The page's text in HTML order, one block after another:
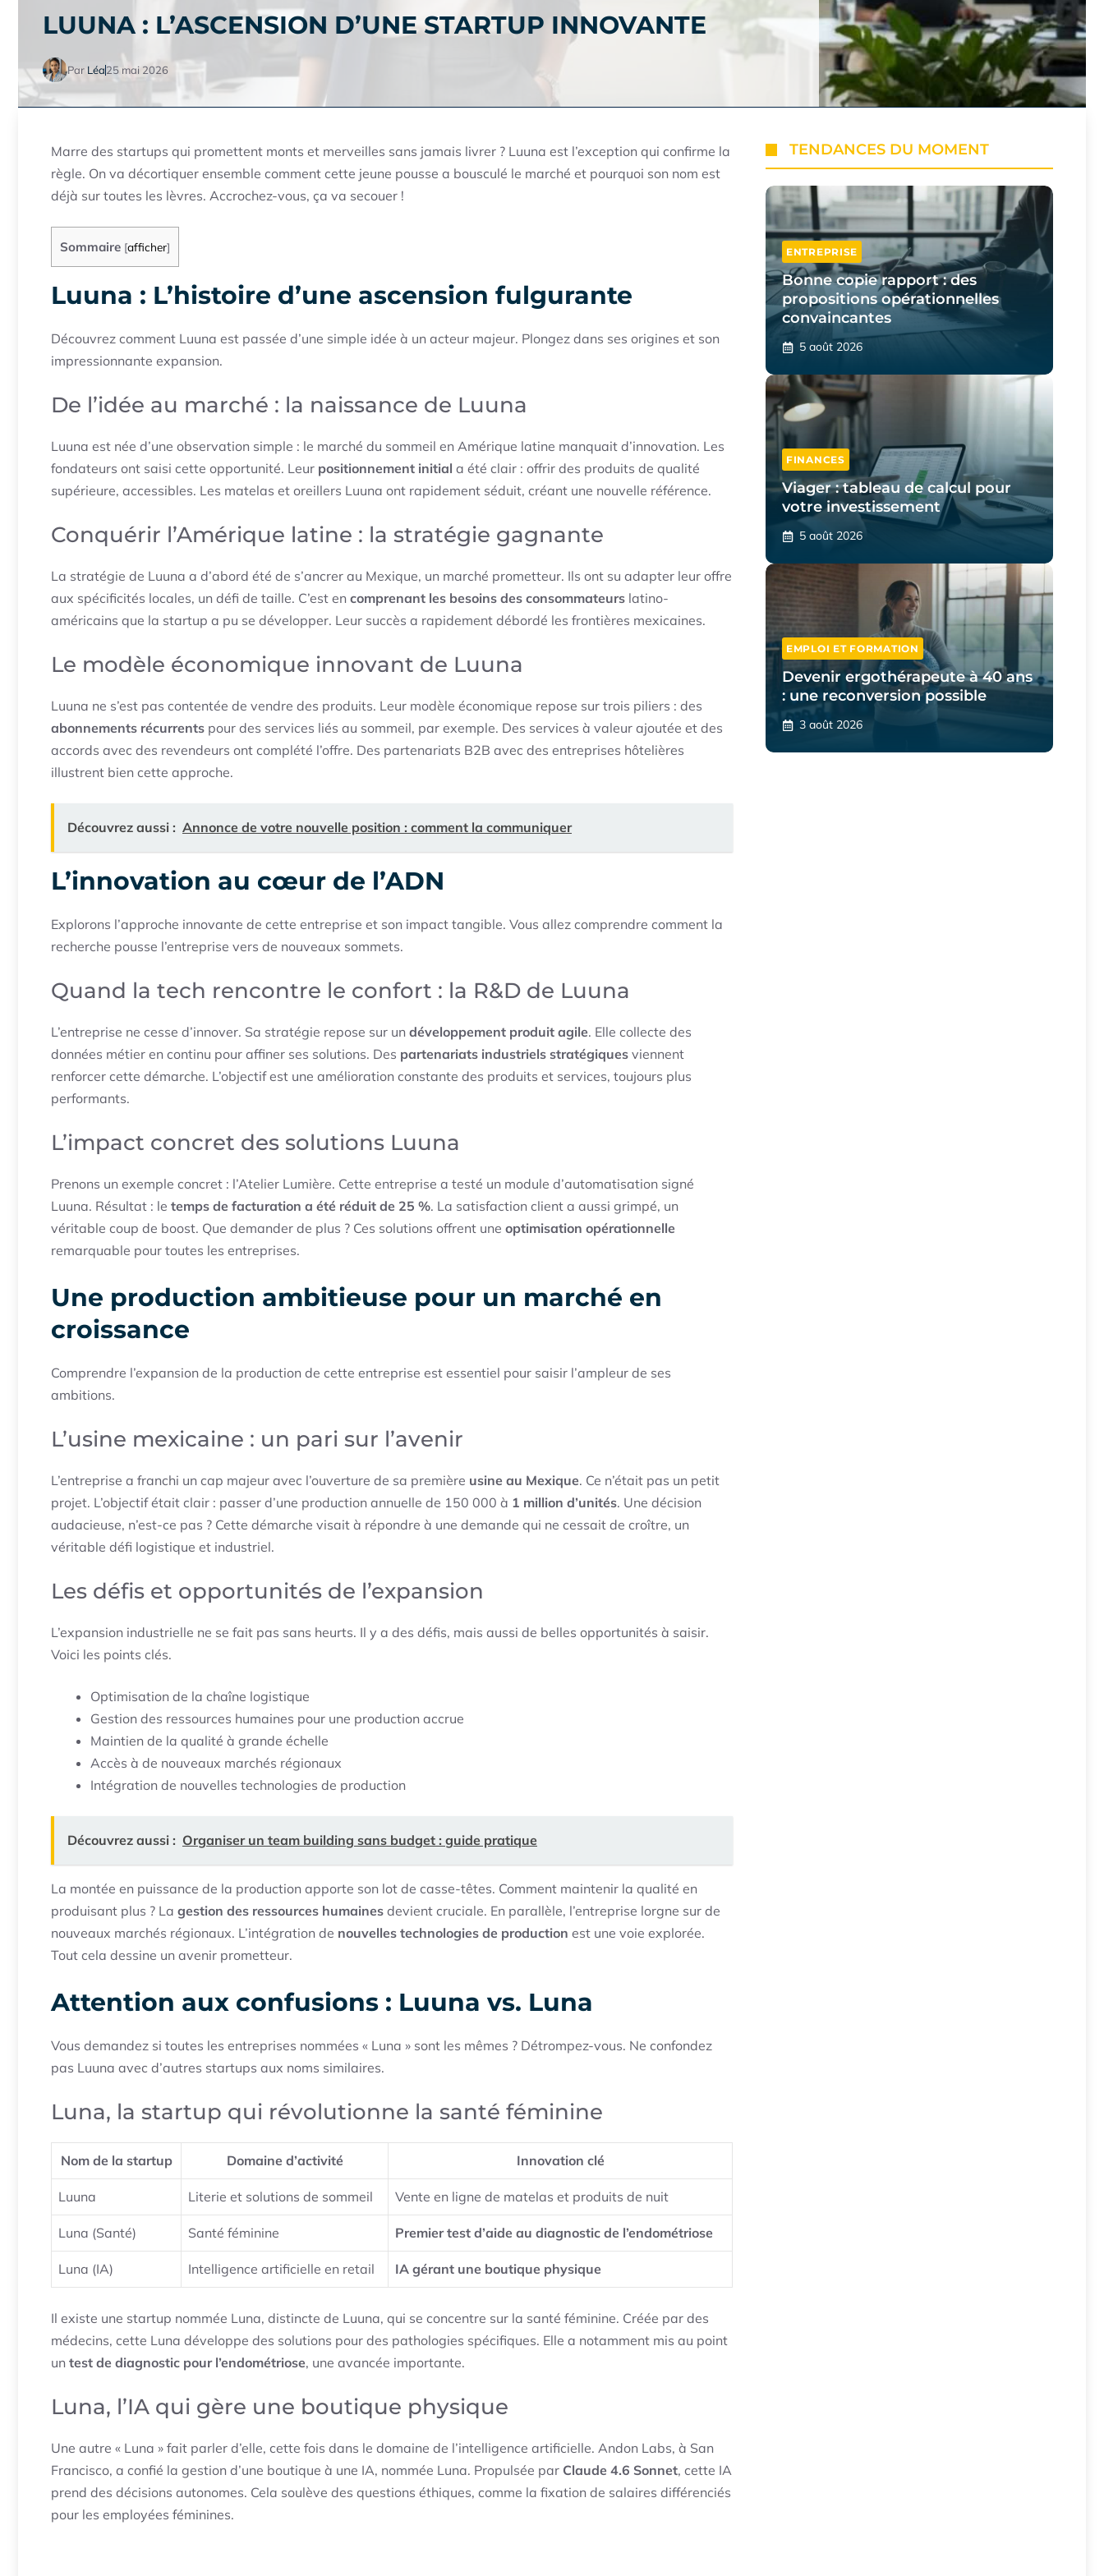
LUUNA : L’ASCENSION D’UNE STARTUP INNOVANTE
Par Léa25 mai 2026
Marre des startups qui promettent monts et merveilles sans jamais livrer ? Luuna est l’exception qui confirme la
règle. On va décortiquer ensemble comment cette jeune pousse a bousculé le marché et pourquoi son nom est
déjà sur toutes les lèvres. Accrochez-vous, ça va secouer !
Sommaire [afficher]
Luuna : L’histoire d’une ascension fulgurante
Découvrez comment Luuna est passée d’une simple idée à un acteur majeur. Plongez dans ses origines et son
impressionnante expansion.
De l’idée au marché : la naissance de Luuna
Luuna est née d’une observation simple : le marché du sommeil en Amérique latine manquait d’innovation. Les
fondateurs ont saisi cette opportunité. Leur positionnement initial a été clair : offrir des produits de qualité
supérieure, accessibles. Les matelas et oreillers Luuna ont rapidement séduit, créant une nouvelle référence.
Conquérir l’Amérique latine : la stratégie gagnante
La stratégie de Luuna a d’abord été de s’ancrer au Mexique, un marché prometteur. Ils ont su adapter leur offre
aux spécificités locales, un défi de taille. C’est en comprenant les besoins des consommateurs latino-
américains que la startup a pu se développer. Leur succès a rapidement débordé les frontières mexicaines.
Le modèle économique innovant de Luuna
Luuna ne s’est pas contentée de vendre des produits. Leur modèle économique repose sur trois piliers : des
abonnements récurrents pour des services liés au sommeil, par exemple. Des services à valeur ajoutée et des
accords avec des revendeurs ont complété l’offre. Des partenariats B2B avec des entreprises hôtelières
illustrent bien cette approche.
Découvrez aussi : Annonce de votre nouvelle position : comment la communiquer
L’innovation au cœur de l’ADN
Explorons l’approche innovante de cette entreprise et son impact tangible. Vous allez comprendre comment la
recherche pousse l’entreprise vers de nouveaux sommets.
Quand la tech rencontre le confort : la R&D de Luuna
L’entreprise ne cesse d’innover. Sa stratégie repose sur un développement produit agile. Elle collecte des
données métier en continu pour affiner ses solutions. Des partenariats industriels stratégiques viennent
renforcer cette démarche. L’objectif est une amélioration constante des produits et services, toujours plus
performants.
L’impact concret des solutions Luuna
Prenons un exemple concret : l’Atelier Lumière. Cette entreprise a testé un module d’automatisation signé
Luuna. Résultat : le temps de facturation a été réduit de 25 %. La satisfaction client a aussi grimpé, un
véritable coup de boost. Que demander de plus ? Ces solutions offrent une optimisation opérationnelle
remarquable pour toutes les entreprises.
Une production ambitieuse pour un marché en
croissance
Comprendre l’expansion de la production de cette entreprise est essentiel pour saisir l’ampleur de ses
ambitions.
L’usine mexicaine : un pari sur l’avenir
L’entreprise a franchi un cap majeur avec l’ouverture de sa première usine au Mexique. Ce n’était pas un petit
projet. L’objectif était clair : passer d’une production annuelle de 150 000 à 1 million d’unités. Une décision
audacieuse, n’est-ce pas ? Cette démarche visait à répondre à une demande qui ne cessait de croître, un
véritable défi logistique et industriel.
Les défis et opportunités de l’expansion
L’expansion industrielle ne se fait pas sans heurts. Il y a des défis, mais aussi de belles opportunités à saisir.
Voici les points clés.
Optimisation de la chaîne logistique
Gestion des ressources humaines pour une production accrue
Maintien de la qualité à grande échelle
Accès à de nouveaux marchés régionaux
Intégration de nouvelles technologies de production
Découvrez aussi : Organiser un team building sans budget : guide pratique
La montée en puissance de la production apporte son lot de casse-têtes. Comment maintenir la qualité en
produisant plus ? La gestion des ressources humaines devient cruciale. En parallèle, l’entreprise lorgne sur de
nouveaux marchés régionaux. L’intégration de nouvelles technologies de production est une voie explorée.
Tout cela dessine un avenir prometteur.
Attention aux confusions : Luuna vs. Luna
Vous demandez si toutes les entreprises nommées « Luna » sont les mêmes ? Détrompez-vous. Ne confondez
pas Luuna avec d’autres startups aux noms similaires.
Luna, la startup qui révolutionne la santé féminine
Nom de la startup Domaine d’activité Innovation clé
Luuna Literie et solutions de sommeil Vente en ligne de matelas et produits de nuit
Luna (Santé) Santé féminine Premier test d’aide au diagnostic de l’endométriose
Luna (IA) Intelligence artificielle en retail IA gérant une boutique physique
Il existe une startup nommée Luna, distincte de Luuna, qui se concentre sur la santé féminine. Créée par des
médecins, cette Luna développe des solutions pour des pathologies spécifiques. Elle a notamment mis au point
un test de diagnostic pour l’endométriose, une avancée importante.
Luna, l’IA qui gère une boutique physique
Une autre « Luna » fait parler d’elle, cette fois dans le domaine de l’intelligence artificielle. Andon Labs, à San
Francisco, a confié la gestion d’une boutique à une IA, nommée Luna. Propulsée par Claude 4.6 Sonnet, cette IA
prend des décisions autonomes. Cela soulève des questions éthiques, comme la fixation de salaires différenciés
pour les employées féminines.
TENDANCES DU MOMENT
ENTREPRISE
Bonne copie rapport : des
propositions opérationnelles
convaincantes
5 août 2026
FINANCES
Viager : tableau de calcul pour
votre investissement
5 août 2026
EMPLOI ET FORMATION
Devenir ergothérapeute à 40 ans
: une reconversion possible
3 août 2026